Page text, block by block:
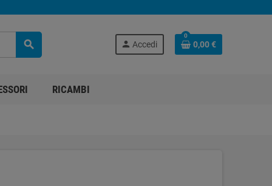
search person Accedi
0
0,00 €
RICAMBI